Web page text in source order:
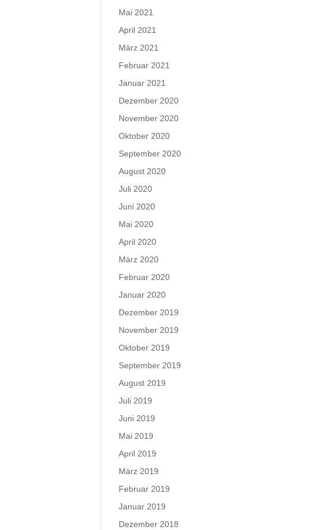
Mai 2021
April 2021
März 2021
Februar 2021
Januar 2021
Dezember 2020
November 2020
Oktober 2020
September 2020
August 2020
Juli 2020
Juni 2020
Mai 2020
April 2020
März 2020
Februar 2020
Januar 2020
Dezember 2019
November 2019
Oktober 2019
September 2019
August 2019
Juli 2019
Juni 2019
Mai 2019
April 2019
März 2019
Februar 2019
Januar 2019
Dezember 2018